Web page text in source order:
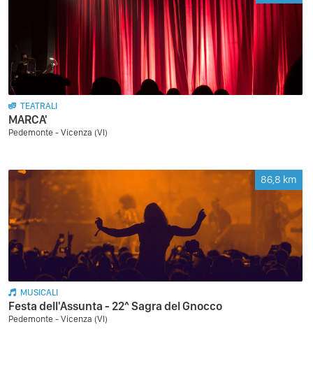
TEATRALI
MARCA'
Pedemonte - Vicenza (VI)
86,8 km
MUSICALI
Festa dell'Assunta - 22^ Sagra del Gnocco
Pedemonte - Vicenza (VI)